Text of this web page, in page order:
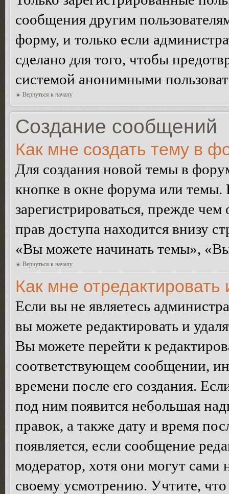
сообщения другим
форму, и только если
сделано для того, чтобы
системой анонимными
Вернуться к началу
Создание сообщений
Как мне создать тему в
Для создания новой темы в
кнопке в окне форума или
зарегистрироваться, прежде
прав доступа находится внизу
«Вы можете начинать темы»,
Вернуться к началу
Как мне
Если вы не являетесь
вы можете редактировать и
Вы можете перейти к
соответствующем сообщении,
времени после его создания.
под ним появится небольшая
правок, а также дату и время
появляется, если сообщение
модератор, хотя они могут сами
своему усмотрению. Учтите,